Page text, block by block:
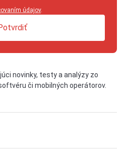
údajov.
novinky, testy a analýzy zo
či mobilných operátorov.